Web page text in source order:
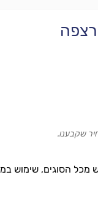
מכל הסוגים, שימוש
שקבענו.